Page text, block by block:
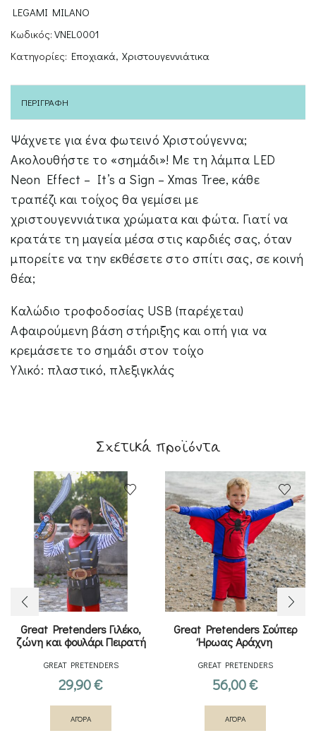
LEGAMI MILANO
Κωδικός: VNEL0001
Κατηγορίες: Εποχιακά, Χριστουγεννιάτικα
ΠΕΡΙΓΡΑΦΉ
Ψάχνετε για ένα φωτεινό Χριστούγεννα;
Ακολουθήστε το «σημάδι»! Με τη λάμπα LED
Neon Effect – It’s a Sign – Xmas Tree, κάθε
τραπέζι και τοίχος θα γεμίσει με
χριστουγεννιάτικα χρώματα και φώτα. Γιατί να
κρατάτε τη μαγεία μέσα στις καρδιές σας, όταν
μπορείτε να την εκθέσετε στο σπίτι σας, σε κοινή
θέα;
Καλώδιο τροφοδοσίας USB (παρέχεται)
Αφαιρούμενη βάση στήριξης και οπή για να
κρεμάσετε το σημάδι στον τοίχο
Υλικό: πλαστικό, πλεξιγκλάς
Σχετικά προϊόντα
Great Pretenders Γιλέκο,
ζώνη και φουλάρι Πειρατή
GREAT PRETENDERS
29,90€
ΑΓΟΡΑ
Great Pretenders Σούπερ
Ήρωας Αράχνη
GREAT PRETENDERS
56,00€
ΑΓΟΡΑ